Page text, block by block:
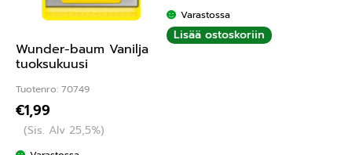
Wunder-baum Vanilja
tuoksukuusi
Tuotenro: 70749
€1,99
(Sis. Alv 25,5%)
Varastossa
Lisää ostoskoriin